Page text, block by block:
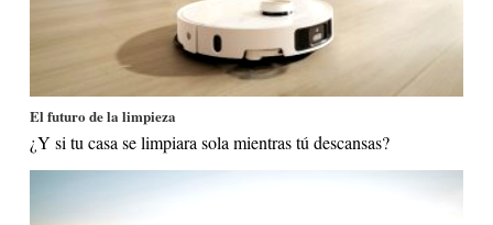
El futuro de la limpieza
¿Y si tu casa se limpiara sola mientras tú descansas?